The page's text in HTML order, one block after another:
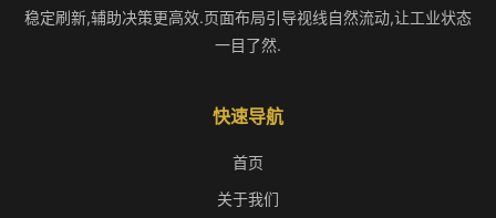
稳定刷新,辅助决策更高效.页面布局引导视线自然流动,让工业状态
一目了然.
快速导航
首页
关于我们